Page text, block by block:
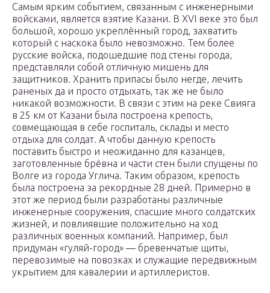
Самым ярким событием, связанным с инженерными
войсками, является взятие Казани. В XVI веке это был
большой, хорошо укреплённый город, захватить
который с наскока было невозможно. Тем более
русские войска, подошедшие под стены города,
представляли собой отличную мишень для
защитников. Хранить припасы было негде, лечить
раненых да и просто отдыхать, так же не было
никакой возможности. В связи с этим на реке Свияга
в 25 км от Казани была построена крепость,
совмещающая в себе госпиталь, склады и место
отдыха для солдат. А чтобы данную крепость
поставить быстро и неожиданно для казанцев,
заготовленные брёвна и части стен были спущены по
Волге из города Углича. Таким образом, крепость
была построена за рекордные 28 дней. Примерно в
этот же период были разработаны различные
инженерные сооружения, спасшие много солдатских
жизней, и повлиявшие положительно на ход
различных военных компаний. Например, был
придуман «гуляй-город» — бревенчатые щиты,
перевозимые на повозках и служащие передвижным
укрытием для кавалерии и артиллеристов.